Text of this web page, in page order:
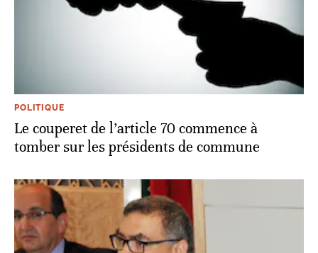
POLITIQUE
Le couperet de l’article 70 commence à
tomber sur les présidents de commune